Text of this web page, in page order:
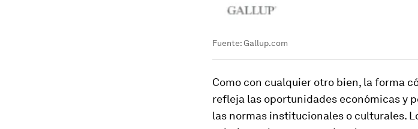
Fuente: Gallup.com
Como con cualquier otro bien, la forma
refleja las oportunidades económicas y
las normas institucionales o culturales.